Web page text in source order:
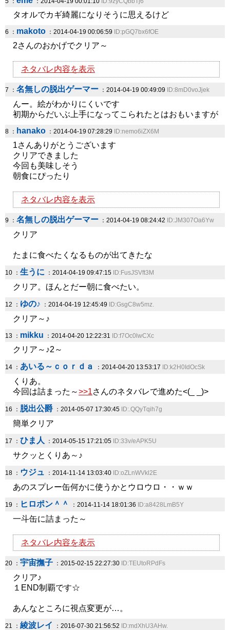
タオルでカギ綺麗になりそうに思えるけど
6 ： makoto ：2014-04-19 00:06:59 ID:pGQ7bx6fOE
2さんのおかげでクリア～
ネタバレ内容を表示
7 ： 名無しの脱出ゲーマー ：2014-04-19 00:49:09 ID:8mD0voJjek
んー。絵がわかりにくいです
初期からだいぶ上手になってこられたとはおもいますが
8 ： hanako ：2014-04-19 07:28:29 ID:nemo6iZX6M
1さんありがとうございます
クリアできました
今回も美味しそう
朝食にぴったり
ネタバレ内容を表示
9 ： 名無しの脱出ゲーマー ：2014-04-19 08:24:42 ID:JM307Oa6Yw
クリア
たまに食べたくなるものが出てきたな
10 ： 生うに ：2014-04-19 09:47:15 ID:FusJSVft3M
クリア。ほんとだー朝に食べたい。
12 ： ゆの♪ ：2014-04-19 12:45:49 ID:GsgC8w5mz.
クリア～♪
13 ： mikku ：2014-04-20 12:22:31 ID:f7Oc0lwCXc
クリア～♪2～
14 ： あいる～ｃｏｒｄａ ：2014-04-20 13:53:17 ID:k2H0IdOcSk
くりあ。
今回は詰まった～>>1さんのネタバレで進めた<(_ _)>
16 ： 脱出公爵 ：2014-05-07 17:30:45 ID:.QQyTqih7g
簡単クリア
17 ： ひま人 ：2014-05-15 17:21:05 ID:33v/eAPK5U
サクッとくりあ～♪
18 ： ウジュ ：2014-11-14 13:03:40 ID:oZLnWVkl2E
あのスプレー缶何かに使うかとウロウロ・・ｗｗ
19 ： ヒロポン＾＾ ：2014-11-14 18:01:36 ID:a8428LmB5Y
一斗缶に詰まった～
ネタバレ内容を表示
20 ： 宇宙撫子 ：2015-02-15 22:27:30 ID:TEUtoRPdFs
クリア♪
１END制覇です☆
あんなところに視点変更が…。
21 ： 綾波レイ ：2016-07-30 21:56:52 ID:mdXhU3AHw.